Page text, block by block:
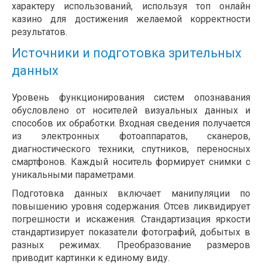
характеру использований, используя топ онлайн
казино для достижения желаемой корректности
результатов.
Источники и подготовка зрительных
данных
Уровень функционирования систем опознавания
обусловлено от носителей визуальных данных и
способов их обработки. Входная сведения получается
из электронных фотоаппаратов, сканеров,
диагностического техники, спутников, переносных
смартфонов. Каждый носитель формирует снимки с
уникальными параметрами.
Подготовка данных включает манипуляции по
повышению уровня содержания. Отсев ликвидирует
погрешности и искажения. Стандартизация яркости
стандартизирует показатели фотографий, добытых в
разных режимах. Преобразование размеров
приводит картинки к единому виду.